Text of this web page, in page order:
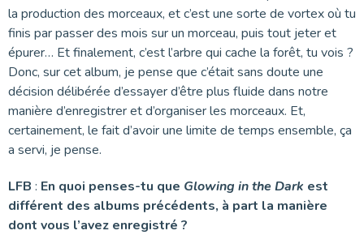
la production des morceaux, et c’est une sorte de vortex où tu
finis par passer des mois sur un morceau, puis tout jeter et
épurer… Et finalement, c’est l’arbre qui cache la forêt, tu vois ?
Donc, sur cet album, je pense que c’était sans doute une
décision délibérée d’essayer d’être plus fluide dans notre
manière d’enregistrer et d’organiser les morceaux. Et,
certainement, le fait d’avoir une limite de temps ensemble, ça
a servi, je pense.
LFB : En quoi penses-tu que Glowing in the Dark est
différent des albums précédents, à part la manière
dont vous l’avez enregistré ?